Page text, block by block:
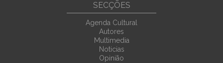
SECÇÕES
Agenda Cultural
Autores
Multimedia
Noticias
Opinião